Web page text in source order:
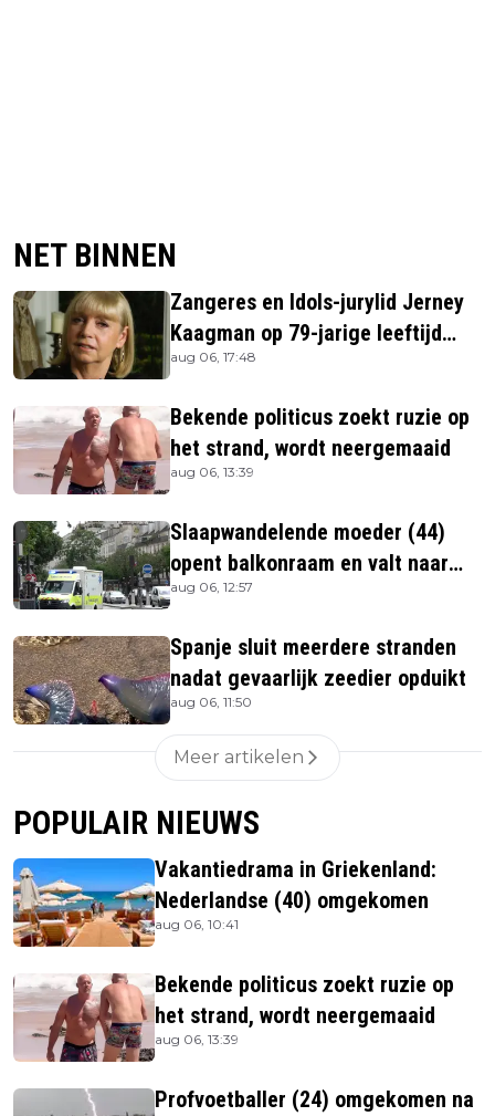
NET BINNEN
Zangeres en Idols-jurylid Jerney
Kaagman op 79-jarige leeftijd
overleden
aug 06, 17:48
Bekende politicus zoekt ruzie op
het strand, wordt neergemaaid
aug 06, 13:39
Slaapwandelende moeder (44)
opent balkonraam en valt naar
beneden
aug 06, 12:57
Spanje sluit meerdere stranden
nadat gevaarlijk zeedier opduikt
aug 06, 11:50
Meer artikelen
POPULAIR NIEUWS
Vakantiedrama in Griekenland:
Nederlandse (40) omgekomen
aug 06, 10:41
Bekende politicus zoekt ruzie op
het strand, wordt neergemaaid
aug 06, 13:39
Profvoetballer (24) omgekomen na